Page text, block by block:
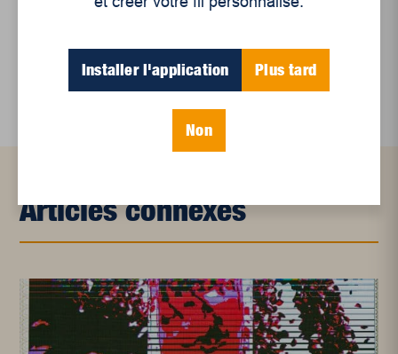
en croissance
Le sommeil, nouveau défi de santé publique
Articles connexes
Installer l'application Plus tard
Non